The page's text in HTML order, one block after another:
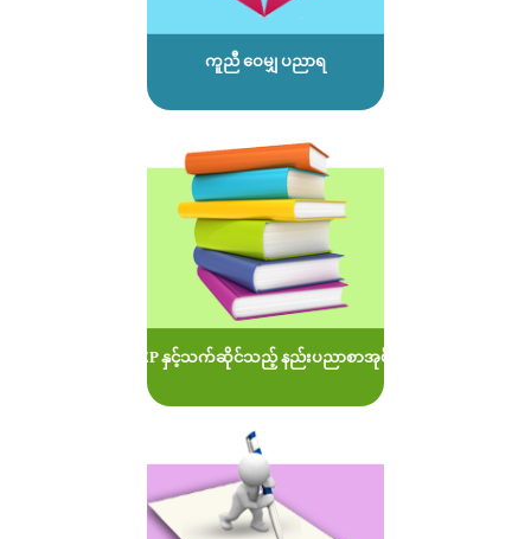
ကူညီ ဝေမျှ ပညာရ
MOEP နှင့်သက်ဆိုင်သည့် နည်းပညာစာအုပ်များ